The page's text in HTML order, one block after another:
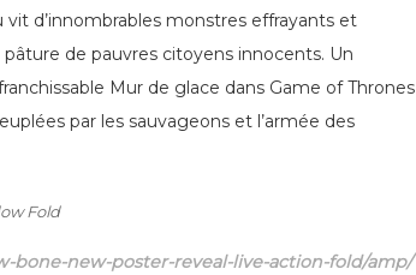
d’innombrables monstres effrayants et
de pauvres citoyens innocents. Un
Mur de glace dans Game of Thrones
par les sauvageons et l’armée des
bone-new-poster-reveal-live-action-fold/amp/